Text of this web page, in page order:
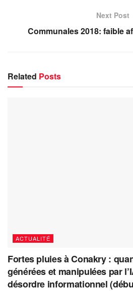
Next Post
Communales 2018: faible
Related Posts
ACTUALITÉ
Fortes pluies à Conakry :
générées et manipulées par
désordre informationnel